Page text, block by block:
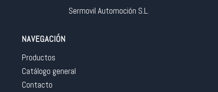
Sermovil Automoción S.L.
NAVEGACIÓN
Productos
Catálogo general
Contacto